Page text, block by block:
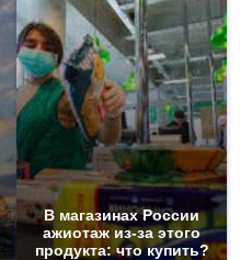
В магазинах России
ажиотаж из-за этого
продукта: что купить?